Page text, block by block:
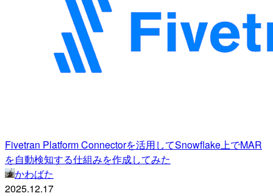
Fivetran Platform Connectorを活用してSnowflake上でMAR
を自動検知する仕組みを作成してみた
かわばた
2025.12.17